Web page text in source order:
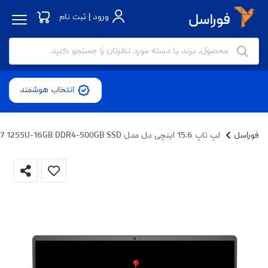
ورود | ثبت نام
انتخاب هوشمند
فوراسل لپ تاپ 15.6 اینچی دل مدل Vostro 3520-i7 1255U-16GB DDR4-500GB SSD